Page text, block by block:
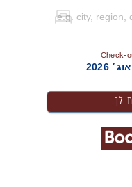
Check-